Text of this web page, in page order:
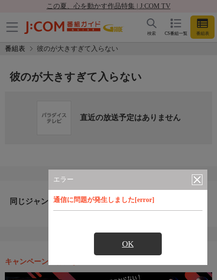
この夏、心を動かす作品特集 | J:COM TV
CS番組一覧 番組表
検索
番組表 彼のが大きすぎて入らない
エラー
通信に問題が発生しました[error]
OK
彼のが大きすぎて入らない
直近の放送予定はありません
同じジャンルのおすすめ番組
キャンペーン・お得な情報